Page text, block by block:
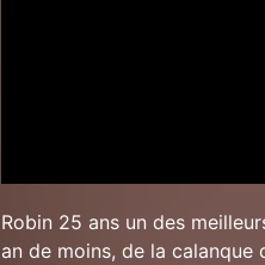
Robin 25 ans un des
an de moins, de la calanque